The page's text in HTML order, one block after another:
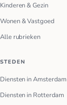
Kinderen & Gezin
Wonen & Vastgoed
Alle rubrieken
STEDEN
Diensten in Amsterdam
Diensten in Rotterdam